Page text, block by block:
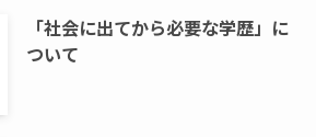
「社会に出てから必要な学歴」に
ついて